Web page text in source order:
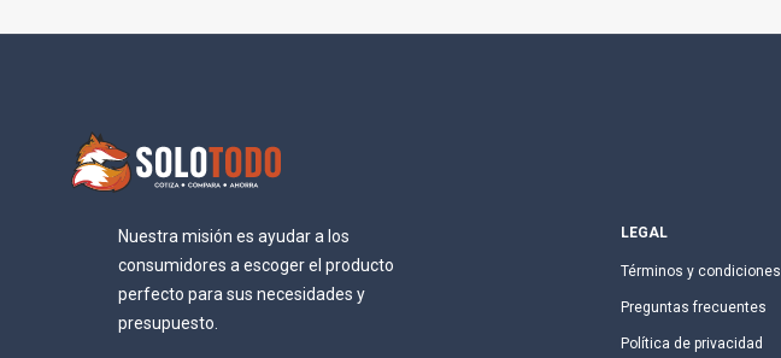
Nuestra misión es ayudar a los
consumidores a escoger el producto
perfecto para sus necesidades y
presupuesto.
LEGAL
Términos y condiciones
Preguntas frecuentes
Política de privacidad